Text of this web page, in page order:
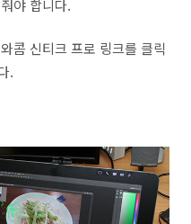
야 합니다.
콤 신티크 프로 링크를 클릭
.